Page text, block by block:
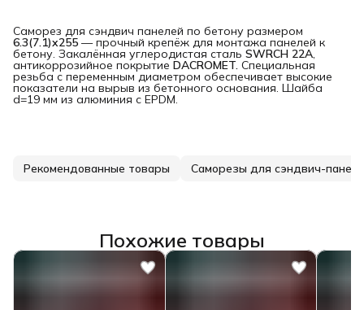
Саморез для сэндвич панелей по бетону размером
6.3(7.1)x255 — прочный крепёж для монтажа панелей к
бетону. Закалённая углеродистая сталь SWRCH 22A,
антикоррозийное покрытие DACROMET. Специальная
резьба с переменным диаметром обеспечивает высокие
показатели на вырыв из бетонного основания. Шайба
d=19 мм из алюминия с EPDM.
Рекомендованные товары Саморезы для сэндвич-
Похожие товары